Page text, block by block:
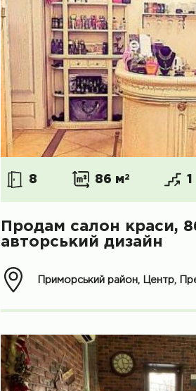
8 86 м2 1
Продам салон краси,
авторський дизайн
Приморський район, Центр,